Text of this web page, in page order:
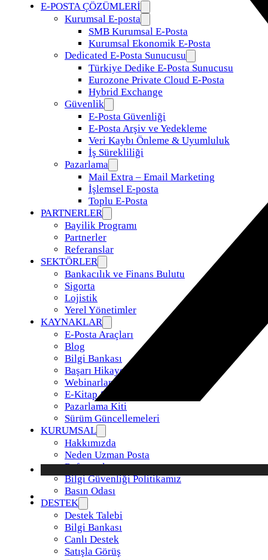
E-POSTA ÇÖZÜMLERİ
Kurumsal E-posta
SMB Kurumsal E-Posta
Kurumsal Ekonomik E-Posta
Dedicated E-Posta Sunucusu
Türkiye Dedike E-Posta Sunucusu
Eurozone Private Cloud E-Posta
Hybrid Exchange
Güvenlik
E-Posta Güvenliği
E-Posta Arşiv ve Yedekleme
Veri Kaybı Önleme & Uyumluluk
İş Sürekliliği
Pazarlama
Mail Extra – Email Marketing
İşlemsel E-posta
Toplu E-Posta
PARTNERLER
Bayilik Programı
Partnerler
Referanslar
SEKTÖRLER
Bankacılık ve Finans Bulutu
Sigorta
Lojistik
Yerel Yönetimler
KAYNAKLAR
E-Posta Araçları
Blog
Bilgi Bankası
Başarı Hikayeleri
Webinarlar
E-Kitap & Raporlar
Pazarlama Kiti
Sürüm Güncellemeleri
KURUMSAL
Hakkımızda
Neden Uzman Posta
Referanslar
Bilgi Güvenliği Politikamız
Basın Odası
DESTEK
Destek Talebi
Bilgi Bankası
Canlı Destek
Satışla Görüş